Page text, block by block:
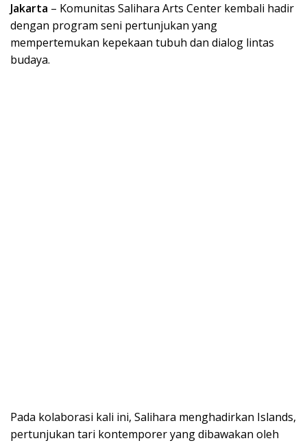
Jakarta – Komunitas Salihara Arts Center kembali hadir
dengan program seni pertunjukan yang
mempertemukan kepekaan tubuh dan dialog lintas
budaya.
Pada kolaborasi kali ini, Salihara menghadirkan Islands,
pertunjukan tari kontemporer yang dibawakan oleh